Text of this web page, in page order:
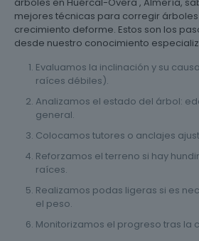
mejores técnicas para corregir
crecimiento deforme. Estos son los
desde nuestro conocimiento
Evaluamos la inclinación y su
raíces débiles).
Analizamos el estado del árbol:
general.
Colocamos tutores o anclajes
Reforzamos el terreno si hay
raíces.
Realizamos podas ligeras si es
el peso.
Monitorizamos el progreso tras la